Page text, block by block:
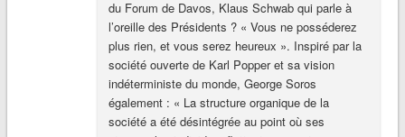
du Forum de Davos, Klaus Schwab qui parle à
l’oreille des Présidents ? « Vous ne posséderez
plus rien, et vous serez heureux ». Inspiré par la
société ouverte de Karl Popper et sa vision
indéterministe du monde, George Soros
également : « La structure organique de la
société a été désintégrée au point où ses